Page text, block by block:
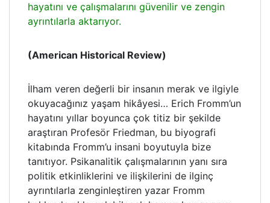
hayatını ve çalışmalarını güvenilir ve zengin
ayrıntılarla aktarıyor.
(American Historical Review)
İlham veren değerli bir insanın merak ve ilgiyle
okuyacağınız yaşam hikâyesi… Erich Fromm’un
hayatını yıllar boyunca çok titiz bir şekilde
araştıran Profesör Friedman, bu biyografi
kitabında Fromm’u insani boyutuyla bize
tanıtıyor. Psikanalitik çalışmalarının yanı sıra
politik etkinliklerini ve ilişkilerini de ilginç
ayrıntılarla zenginleştiren yazar Fromm